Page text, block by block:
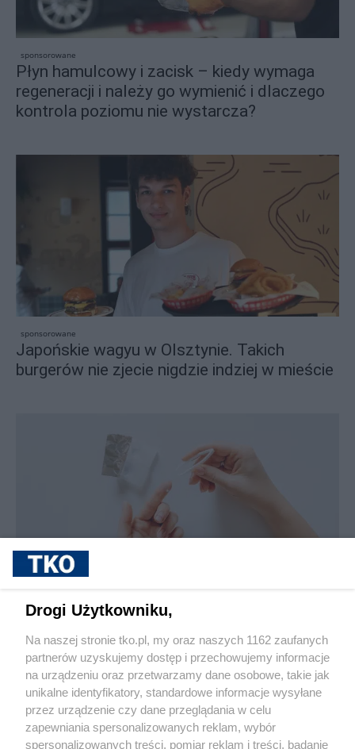
sponsorowane
Płyn hamulcowy i zacisk – kiedy wymaga
regeneracji i należy go wymienić i dlaczego
kontrola poziomu nie wystarcza?
sponsorowane
Japońskie wagyu w Olsztynie. Takich
burgerów nie zjecie nigdzie indziej w mieście
Jak rozpoznać, że soczewki kontaktowe są
Pokaż więcej
Drogi Użytkowniku,
Na naszej stronie tko.pl, my oraz naszych 1162 zaufanych
partnerów uzyskujemy dostęp i przechowujemy informacje
na urządzeniu oraz przetwarzamy dane osobowe, takie jak
unikalne identyfikatory, standardowe informacje wysyłane
przez urządzenie czy dane przeglądania w celu
zapewniania spersonalizowanych reklam, wybór
spersonalizowanych treści, pomiar reklam i treści, badanie